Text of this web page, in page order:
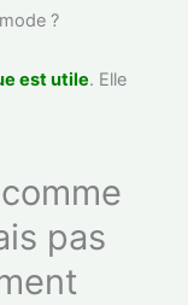
?
est utile. Elle
pas